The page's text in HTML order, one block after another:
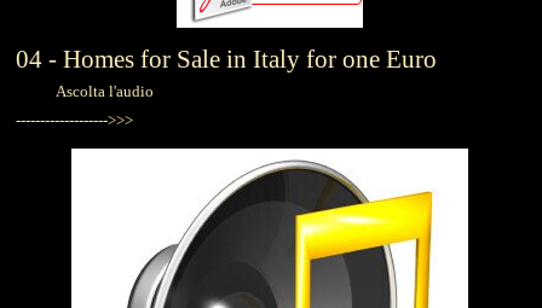
04 - Homes for Sale in Italy for one Euro
Ascolta l'audio
------------------->>>